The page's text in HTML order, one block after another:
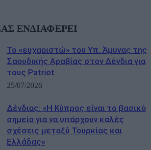
ΕΝΔΙΑΦΕΡΕΙ
Το «ευχαριστώ» του Υπ. Άμυνας της
Σαουδικής Αραβίας στον Δένδια για
τους Patriot
25/07/2026
Δένδιας: «Η Κύπρος είναι το βασικό
σημείο για να υπάρχουν καλές
σχέσεις μεταξύ Τουρκίας και
Ελλάδας»